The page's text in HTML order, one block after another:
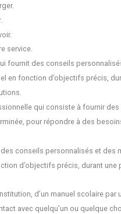
service.
fournit des conseils
en fonction d’objectifs précis,
qui consiste à fournir
pour répondre à des
des conseils personnalisés et des
d’objectifs précis, durant
d’un manuel scolaire
avec quelqu’un ou quelque